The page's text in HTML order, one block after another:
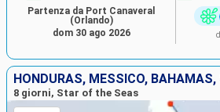
Partenza da Port Canaveral
(Orlando)
dom 30 ago 2026
HONDURAS, MESSICO,
8 giorni, Star of the Seas